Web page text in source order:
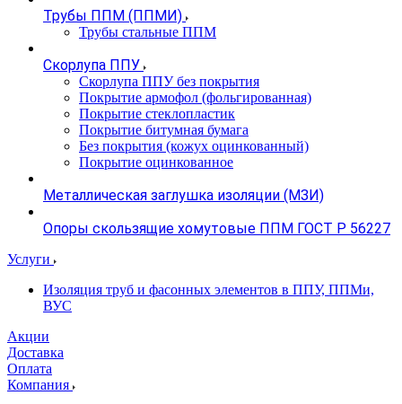
Трубы ППМ (ППМИ)
Трубы стальные ППМ
Скорлупа ППУ
Скорлупа ППУ без покрытия
Покрытие армофол (фольгированная)
Покрытие стеклопластик
Покрытие битумная бумага
Без покрытия (кожух оцинкованный)
Покрытие оцинкованное
Металлическая заглушка изоляции (МЗИ)
Опоры скользящие хомутовые ППМ ГОСТ Р 56227
Услуги
Изоляция труб и фасонных элементов в ППУ, ППМи,
ВУС
Акции
Доставка
Оплата
Компания